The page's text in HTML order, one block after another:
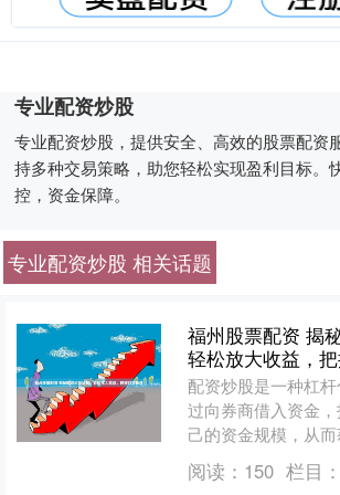
专业配资炒股
专业配资炒股，提供安全、高效的股票配资
持多种交易策略，助您轻松实现盈利目标。
控，资金保障。
专业配资炒股 相关话题
福州股票配资 揭
轻松放大收益，
配资炒股是一种杠
过向券商借入资金
己的资金规模，从
然而，配资炒股也存
要投资者谨慎操作
阅读： 150 栏目：